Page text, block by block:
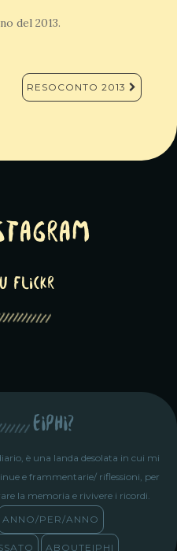
del 2013.
RESOCONTO 2013
Flickr
eiphi?
è una landa desolata in cui mi
e frammentarie/ riflessioni, per
la memoria e rivivere i ricordi.
ANNO/PER/ANNO
ABOUTEIPHI